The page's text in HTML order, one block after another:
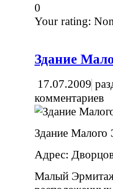
0
Your rating:
Здание
17.07.2009
комментариев
Здание Малого
Адрес:
Малый Эрмитаж